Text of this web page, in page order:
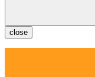
close